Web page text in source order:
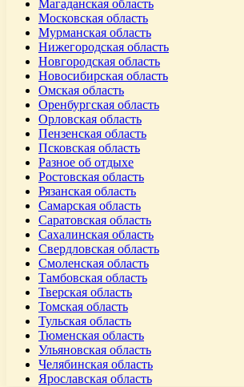
Магаданская область
Московская область
Мурманская область
Нижегородская область
Новгородская область
Новосибирская область
Омская область
Оренбургская область
Орловская область
Пензенская область
Псковская область
Разное об отдыхе
Ростовская область
Рязанская область
Самарская область
Саратовская область
Сахалинская область
Свердловская область
Смоленская область
Тамбовская область
Тверская область
Томская область
Тульская область
Тюменская область
Ульяновская область
Челябинская область
Ярославская область